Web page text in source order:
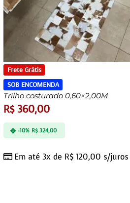
Frete Grátis
SOB ENCOMENDA
Trilho costurado 0,60×2,00M
R$360,00
Em até 3x de R$ 120,00 s/juros
-10% R$324,00